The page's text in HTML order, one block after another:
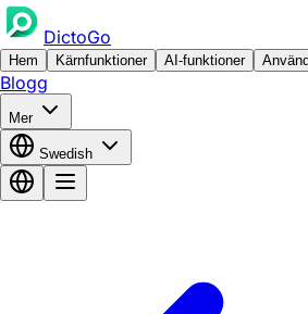
DictoGo
Hem Kärnfunktioner AI-funktioner
Blogg
Mer
Swedish